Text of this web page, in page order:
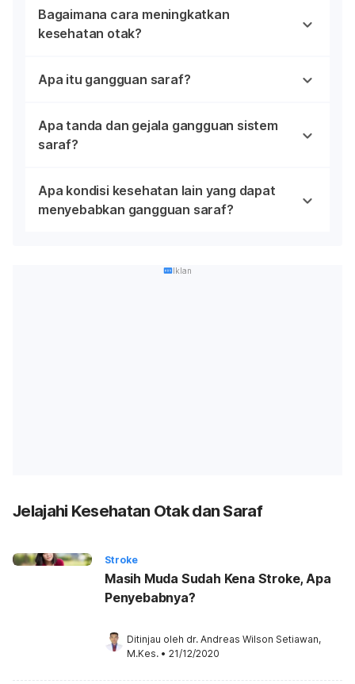
Bagaimana cara meningkatkan
kesehatan otak?
Apa itu gangguan saraf?
Apa tanda dan gejala gangguan sistem
saraf?
Apa kondisi kesehatan lain yang dapat
menyebabkan gangguan saraf?
Iklan
Jelajahi Kesehatan Otak dan Saraf
Stroke
Masih Muda Sudah Kena Stroke, Apa
Penyebabnya?
Ditinjau oleh dr. Andreas Wilson Setiawan,
M.Kes. • 21/12/2020